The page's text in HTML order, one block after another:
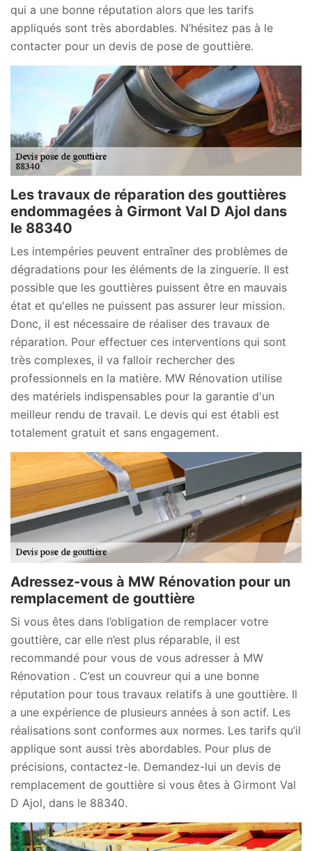
qui a une bonne réputation alors que les tarifs
appliqués sont très abordables. N’hésitez pas à le
contacter pour un devis de pose de gouttière.
Les travaux de réparation des gouttières
endommagées à Girmont Val D Ajol dans
le 88340
Les intempéries peuvent entraîner des problèmes de
dégradations pour les éléments de la zinguerie. Il est
possible que les gouttières puissent être en mauvais
état et qu'elles ne puissent pas assurer leur mission.
Donc, il est nécessaire de réaliser des travaux de
réparation. Pour effectuer ces interventions qui sont
très complexes, il va falloir rechercher des
professionnels en la matière. MW Rénovation utilise
des matériels indispensables pour la garantie d'un
meilleur rendu de travail. Le devis qui est établi est
totalement gratuit et sans engagement.
Adressez-vous à MW Rénovation pour un
remplacement de gouttière
Si vous êtes dans l’obligation de remplacer votre
gouttière, car elle n’est plus réparable, il est
recommandé pour vous de vous adresser à MW
Rénovation . C’est un couvreur qui a une bonne
réputation pour tous travaux relatifs à une gouttière. Il
a une expérience de plusieurs années à son actif. Les
réalisations sont conformes aux normes. Les tarifs qu’il
applique sont aussi très abordables. Pour plus de
précisions, contactez-le. Demandez-lui un devis de
remplacement de gouttière si vous êtes à Girmont Val
D Ajol, dans le 88340.